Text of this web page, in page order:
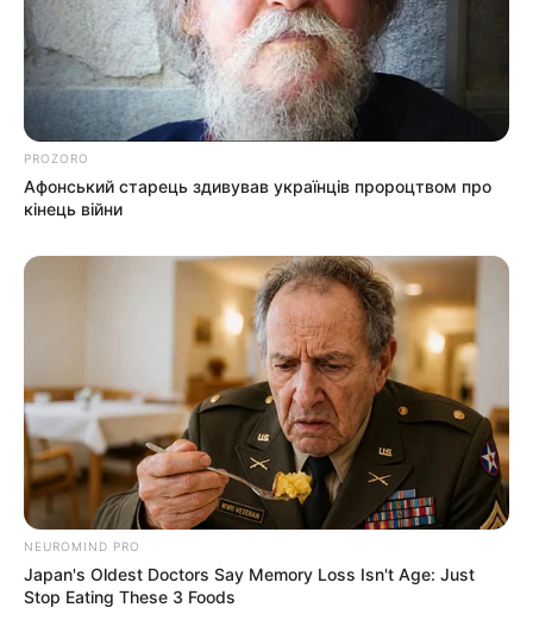
Manage Consent
Без рубрики
Культура
Партнерські матеріали
Політика
Спорт
Схеми
PROZORO
Афонський старець здивував українців пророцтвом про
кінець війни
NEUROMIND PRO
Japan's Oldest Doctors Say Memory Loss Isn't Age: Just
Stop Eating These 3 Foods